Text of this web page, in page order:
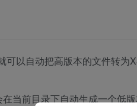
以自动把高版本的文件转为
当前目录下自动生成一个低版